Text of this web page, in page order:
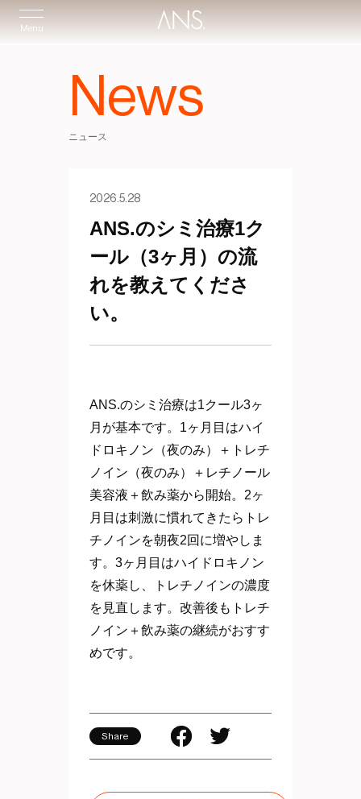
Menu
News
ニュース
2026.5.28
ANS.のシミ治療1ク
ール（3ヶ月）の流
れを教えてくださ
い。
ANS.のシミ治療は1クール3ヶ
月が基本です。1ヶ月目はハイ
ドロキノン（夜のみ）＋トレチ
ノイン（夜のみ）＋レチノール
美容液＋飲み薬から開始。2ヶ
月目は刺激に慣れてきたらトレ
チノインを朝夜2回に増やしま
す。3ヶ月目はハイドロキノン
を休薬し、トレチノインの濃度
を見直します。改善後もトレチ
ノイン＋飲み薬の継続がおすす
めです。
Share